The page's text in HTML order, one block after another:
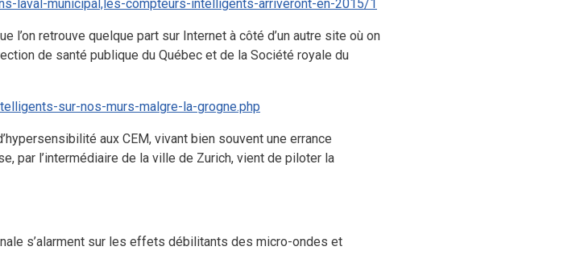
laval-municipal,les-compteurs-intelligents-arriveront-en-2015/1
retrouve quelque part sur Internet à côté d’un autre site où on
de santé publique du Québec et de la Société royale du
sur-nos-murs-malgre-la-grogne.php
aux CEM, vivant bien souvent une errance
par l’intermédiaire de la ville de Zurich, vient de piloter la
s’alarment sur les effets débilitants des micro-ondes et